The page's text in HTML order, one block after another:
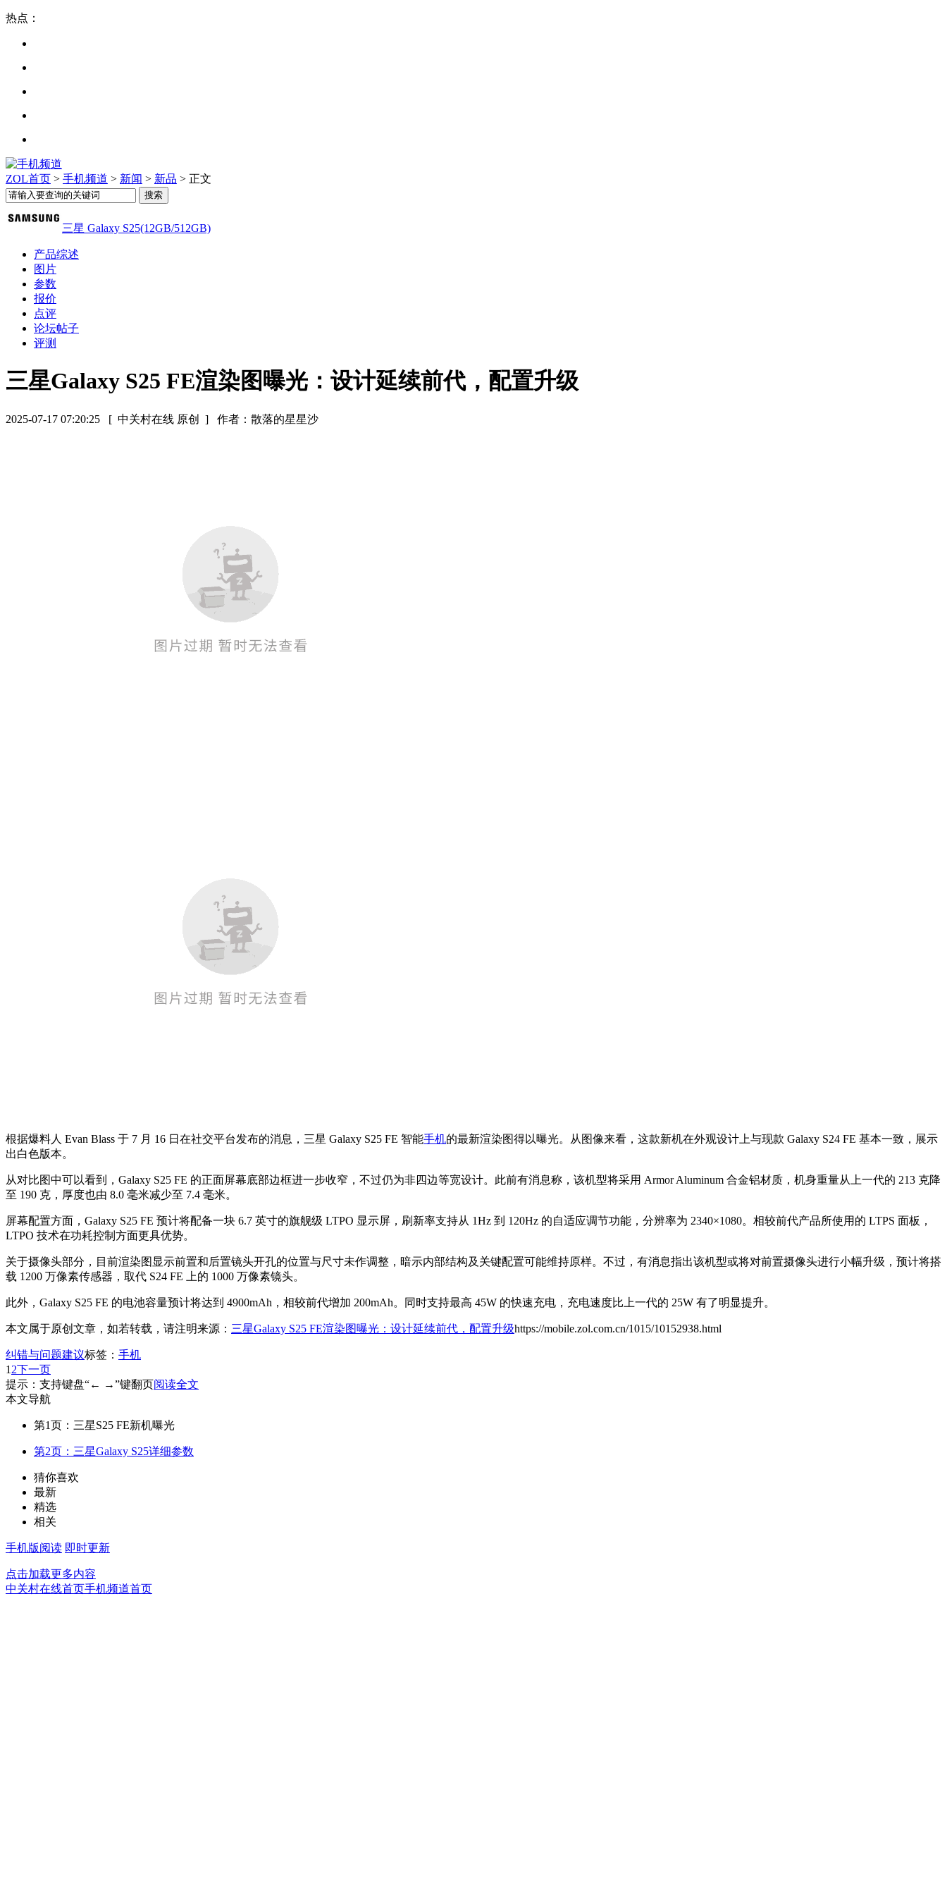
热点：
ZOL首页 > 手机频道 > 新闻 > 新品 > 正文
三星 Galaxy S25(12GB/512GB)
产品综述
图片
参数
报价
点评
论坛帖子
评测
三星Galaxy S25 FE渲染图曝光：设计延续前代，配置升级
2025-07-17 07:20:25 [ 中关村在线 原创 ] 作者：散落的星星沙
根据爆料人 Evan Blass 于 7 月 16 日在社交平台发布的消息，三星 Galaxy S25 FE 智能手机的最新渲染图得以曝光。从图像来看，这款新机在外观设计上与现款 Galaxy S24 FE 基本一致，展示
出白色版本。
从对比图中可以看到，Galaxy S25 FE 的正面屏幕底部边框进一步收窄，不过仍为非四边等宽设计。此前有消息称，该机型将采用 Armor Aluminum 合金铝材质，机身重量从上一代的 213 克降
至 190 克，厚度也由 8.0 毫米减少至 7.4 毫米。
屏幕配置方面，Galaxy S25 FE 预计将配备一块 6.7 英寸的旗舰级 LTPO 显示屏，刷新率支持从 1Hz 到 120Hz 的自适应调节功能，分辨率为 2340×1080。相较前代产品所使用的 LTPS 面板，
LTPO 技术在功耗控制方面更具优势。
关于摄像头部分，目前渲染图显示前置和后置镜头开孔的位置与尺寸未作调整，暗示内部结构及关键配置可能维持原样。不过，有消息指出该机型或将对前置摄像头进行小幅升级，预计将搭
载 1200 万像素传感器，取代 S24 FE 上的 1000 万像素镜头。
此外，Galaxy S25 FE 的电池容量预计将达到 4900mAh，相较前代增加 200mAh。同时支持最高 45W 的快速充电，充电速度比上一代的 25W 有了明显提升。
本文属于原创文章，如若转载，请注明来源： 三星Galaxy S25 FE渲染图曝光：设计延续前代，配置升级https://mobile.zol.com.cn/1015/10152938.html
纠错与问题建议标签： 手机
1 2下一页
提示：支持键盘“← →”键翻页阅读全文
本文导航
第1页：三星S25 FE新机曝光
第2页：三星Galaxy S25详细参数
猜你喜欢
最新
精选
相关
手机版阅读 即时更新
点击加载更多内容
中关村在线首页手机频道首页